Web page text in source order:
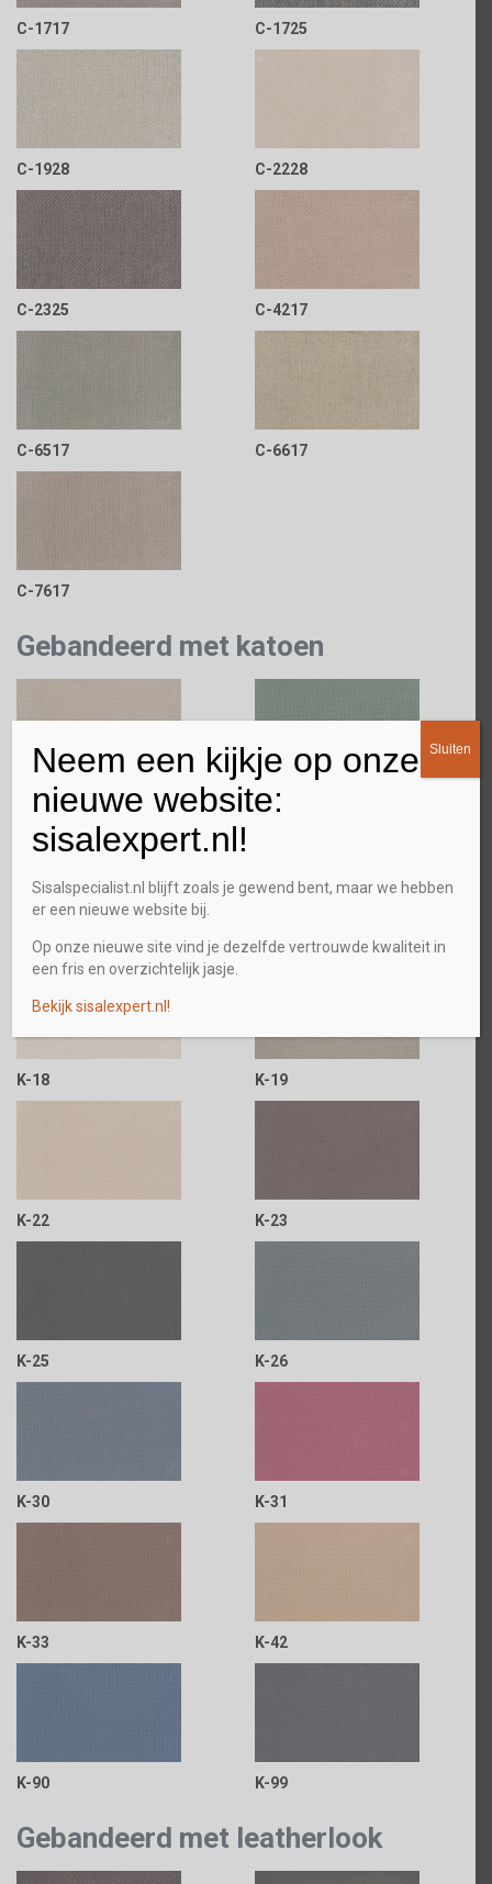
C-1717 C-1725
C-1928 C-2228
C-2325 C-4217
C-6517 C-6617
C-7617
Gebandeerd met katoen
K-12 K-15
K-16 K-17
K-18 K-19
K-22 K-23
K-25 K-26
K-30 K-31
K-33 K-42
K-90 K-99
Gebandeerd met leatherlook
Neem een kijkje op onze
nieuwe website:
sisalexpert.nl!
Sisalspecialist.nl blijft zoals je gewend bent, maar we hebben
er een nieuwe website bij.
Op onze nieuwe site vind je dezelfde vertrouwde kwaliteit in
een fris en overzichtelijk jasje.
Bekijk sisalexpert.nl!
Sluiten